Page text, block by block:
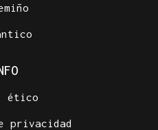
ético
privacidad